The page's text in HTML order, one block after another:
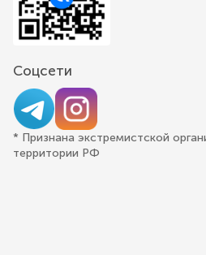
Соцсети
* Признана экстремистской
территории РФ